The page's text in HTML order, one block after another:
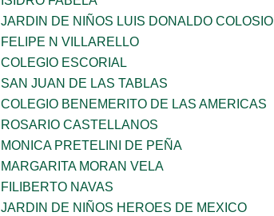
JARDIN DE NIÑOS LUIS DONALDO COLOSIO
FELIPE N VILLARELLO
COLEGIO ESCORIAL
SAN JUAN DE LAS TABLAS
COLEGIO BENEMERITO DE LAS AMERICAS
ROSARIO CASTELLANOS
MONICA PRETELINI DE PEÑA
MARGARITA MORAN VELA
FILIBERTO NAVAS
JARDIN DE NIÑOS HEROES DE MEXICO